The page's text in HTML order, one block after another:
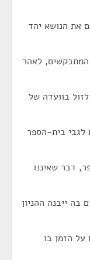
את הנושא יהד
המתבקשים, לאהר
בוועדה של
לגבי בית-הספר
דבר שאיננו
ייבנה ההניון
על הזמן בו